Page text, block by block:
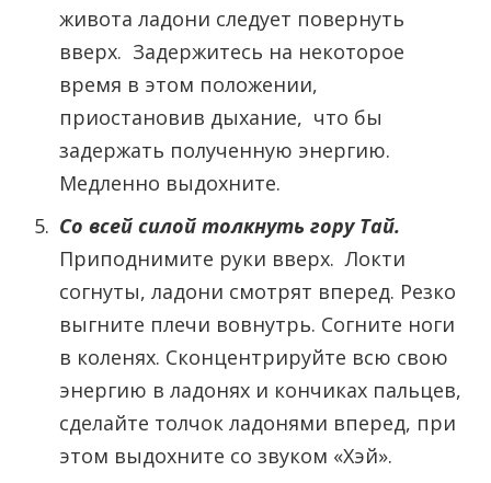
живота ладони следует повернуть
вверх. Задержитесь на некоторое
время в этом положении,
приостановив дыхание, что бы
задержать полученную энергию.
Медленно выдохните.
Со всей силой толкнуть гору Тай.
Приподнимите руки вверх. Локти
согнуты, ладони смотрят вперед. Резко
выгните плечи вовнутрь. Согните ноги
в коленях. Сконцентрируйте всю свою
энергию в ладонях и кончиках пальцев,
сделайте толчок ладонями вперед, при
этом выдохните со звуком «Хэй».